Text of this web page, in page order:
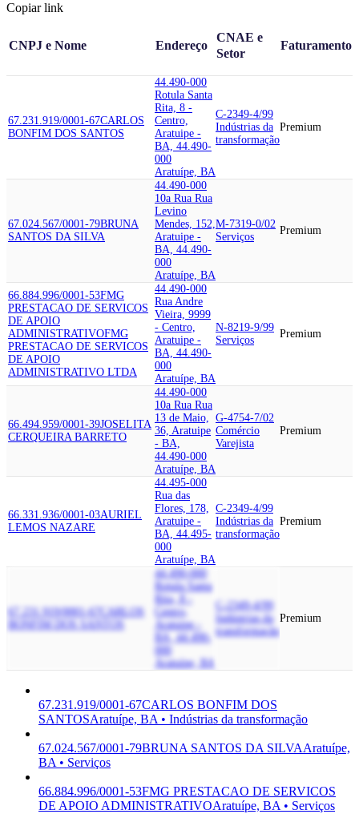
Copiar link
CNPJ e Nome Endereço
CNAE e
Setor
Faturamento
67.231.919/0001-67CARLOS
BONFIM DOS SANTOS
44.490-000
Rotula Santa
Rita, 8 -
Centro,
Aratuipe -
BA, 44.490-
000
Aratuípe, BA
C-2349-4/99
Indústrias da
transformação
Premium
67.024.567/0001-79BRUNA
SANTOS DA SILVA
44.490-000
10a Rua Rua
Levino
Mendes, 152,
Aratuipe -
BA, 44.490-
000
Aratuípe, BA
M-7319-0/02
Serviços
Premium
66.884.996/0001-53FMG
PRESTACAO DE SERVICOS
DE APOIO
ADMINISTRATIVOFMG
PRESTACAO DE SERVICOS
DE APOIO
ADMINISTRATIVO LTDA
44.490-000
Rua Andre
Vieira, 9999
- Centro,
Aratuipe -
BA, 44.490-
000
Aratuípe, BA
N-8219-9/99
Serviços
Premium
66.494.959/0001-39JOSELITA
CERQUEIRA BARRETO
44.490-000
10a Rua Rua
13 de Maio,
36, Aratuipe
- BA,
44.490-000
Aratuípe, BA
G-4754-7/02
Comércio
Varejista
Premium
66.331.936/0001-03AURIEL
LEMOS NAZARE
44.495-000
Rua das
Flores, 178,
Aratuipe -
BA, 44.495-
000
Aratuípe, BA
C-2349-4/99
Indústrias da
transformação
Premium
67.231.919/0001-67
CARLOS
BONFIM DOS SANTOS
44.490-000
Rotula Santa
Rita, 8 -
Centro,
Aratuipe -
BA, 44.490-
000
Aratuípe, BA
C-2349-4/99
Indústrias da
transformação
Premium
67.231.919/0001-67CARLOS BONFIM DOS
SANTOSAratuípe, BA • Indústrias da transformação
67.024.567/0001-79BRUNA SANTOS DA SILVAAratuípe,
BA • Serviços
66.884.996/0001-53FMG PRESTACAO DE SERVICOS
DE APOIO ADMINISTRATIVOAratuípe, BA • Serviços